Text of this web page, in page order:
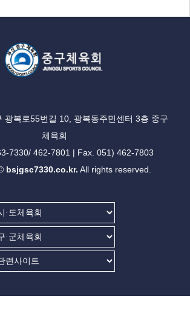
광복로55번길 10, 광복동주민센터 3층 중구
체육회
7330/ 462-7801 | Fax. 051) 462-7803
bsjgsc7330.co.kr. All rights reserved.